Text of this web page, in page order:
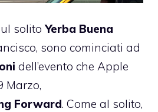
solitoYerba Buena
sono cominciati ad
dell’evento che Apple
Marzo,
Forward. Come al solito,